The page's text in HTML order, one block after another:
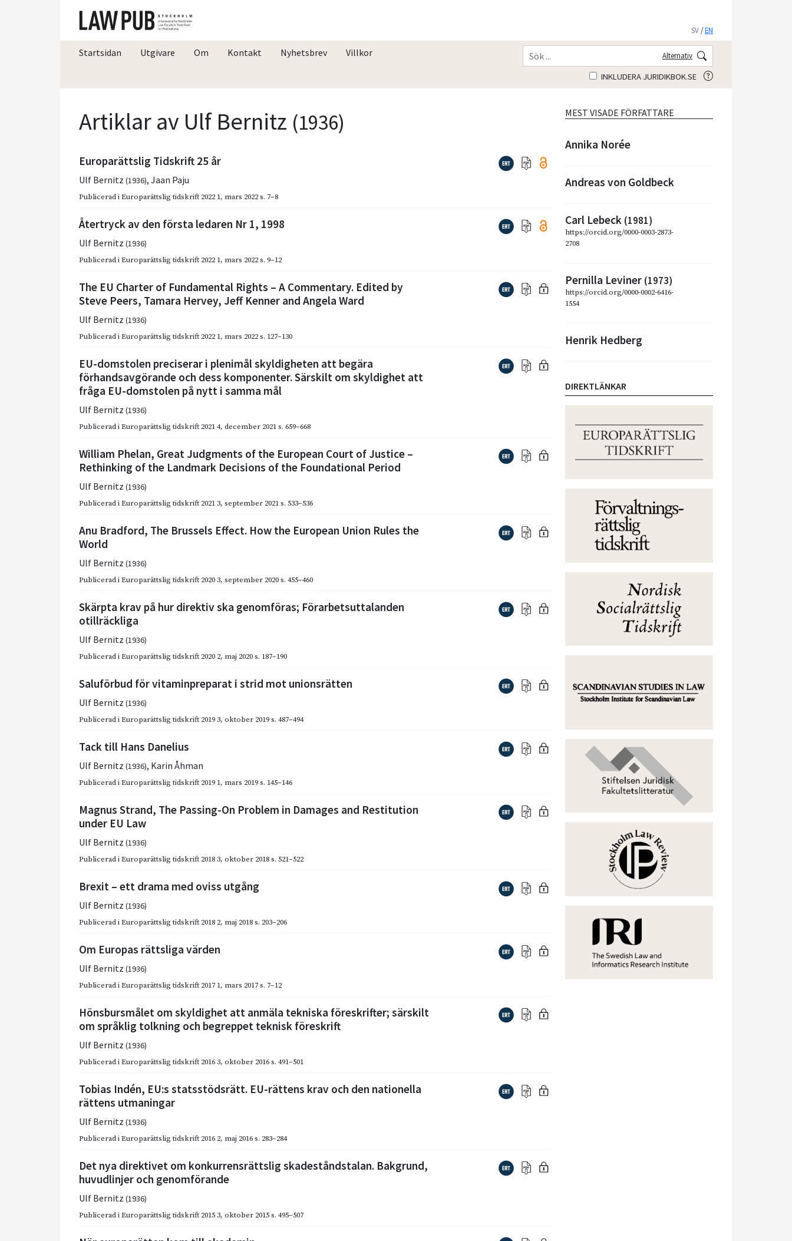
SV /EN
Startsidan Utgivare Om Kontakt Nyhetsbrev Villkor Alternativ
INKLUDERA JURIDIKBOK.SE
Artiklar av Ulf Bernitz (1936)
Europarättslig Tidskrift 25 år
Ulf Bernitz (1936), Jaan Paju
Publicerad iEuroparättslig tidskrift 2022 1, mars 2022s. 7–8
Återtryck av den första ledaren Nr 1, 1998
Ulf Bernitz (1936)
Publicerad iEuroparättslig tidskrift 2022 1, mars 2022s. 9–12
The EU Charter of Fundamental Rights – A Commentary. Edited by
Steve Peers, Tamara Hervey, Jeff Kenner and Angela Ward
Ulf Bernitz (1936)
Publicerad iEuroparättslig tidskrift 2022 1, mars 2022s. 127–130
EU-domstolen preciserar i plenimål skyldigheten att begära
förhandsavgörande och dess komponenter. Särskilt om skyldighet att
fråga EU-domstolen på nytt i samma mål
Ulf Bernitz (1936)
Publicerad iEuroparättslig tidskrift 2021 4, december 2021s. 659–668
William Phelan, Great Judgments of the European Court of Justice –
Rethinking of the Landmark Decisions of the Foundational Period
Ulf Bernitz (1936)
Publicerad iEuroparättslig tidskrift 2021 3, september 2021s. 533–536
Anu Bradford, The Brussels Effect. How the European Union Rules the
World
Ulf Bernitz (1936)
Publicerad iEuroparättslig tidskrift 2020 3, september 2020s. 455–460
Skärpta krav på hur direktiv ska genomföras; Förarbetsuttalanden
otillräckliga
Ulf Bernitz (1936)
Publicerad iEuroparättslig tidskrift 2020 2, maj 2020s. 187–190
Saluförbud för vitaminpreparat i strid mot unionsrätten
Ulf Bernitz (1936)
Publicerad iEuroparättslig tidskrift 2019 3, oktober 2019s. 487–494
Tack till Hans Danelius
Ulf Bernitz (1936), Karin Åhman
Publicerad iEuroparättslig tidskrift 2019 1, mars 2019s. 145–146
Magnus Strand, The Passing-On Problem in Damages and Restitution
under EU Law
Ulf Bernitz (1936)
Publicerad iEuroparättslig tidskrift 2018 3, oktober 2018s. 521–522
Brexit – ett drama med oviss utgång
Ulf Bernitz (1936)
Publicerad iEuroparättslig tidskrift 2018 2, maj 2018s. 203–206
Om Europas rättsliga värden
Ulf Bernitz (1936)
Publicerad iEuroparättslig tidskrift 2017 1, mars 2017s. 7–12
Hönsbursmålet om skyldighet att anmäla tekniska föreskrifter; särskilt
om språklig tolkning och begreppet teknisk föreskrift
Ulf Bernitz (1936)
Publicerad iEuroparättslig tidskrift 2016 3, oktober 2016s. 491–501
Tobias Indén, EU:s statsstöds­rätt. EU-rättens krav och den nationella
rättens utmaningar
Ulf Bernitz (1936)
Publicerad iEuroparättslig tidskrift 2016 2, maj 2016s. 283–284
Det nya direktivet om konkurrensrättslig skadeståndstalan. Bakgrund,
huvudlinjer och genomförande
Ulf Bernitz (1936)
Publicerad iEuroparättslig tidskrift 2015 3, oktober 2015s. 495–507
MEST VISADE FÖRFATTARE
Annika Norée
Andreas von Goldbeck
Carl Lebeck (1981)
https://orcid.org/0000-0003-2873-
2708
Pernilla Leviner (1973)
https://orcid.org/0000-0002-6416-
1554
Henrik Hedberg
DIREKTLÄNKAR